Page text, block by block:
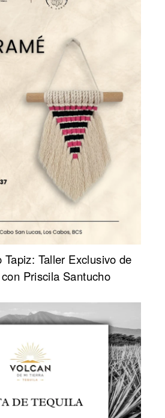
Tapiz: Taller Exclusivo de
Priscila Santucho